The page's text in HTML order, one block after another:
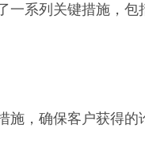
系列关键措施，
，确保客户获得的